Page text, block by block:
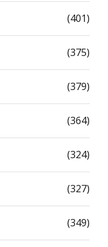
(401)
(375)
(379)
(364)
(324)
(327)
(349)